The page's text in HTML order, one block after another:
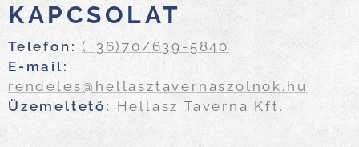
KAPCSOLAT
Telefon: (+36)70/639-5840
E-mail:
rendeles@hellasztavernaszolnok.hu
Üzemeltető: Hellasz Taverna Kft.